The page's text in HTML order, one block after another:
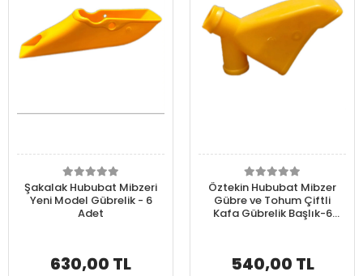
Şakalak Hububat Mibzeri
Yeni Model Gübrelik - 6
Adet
630,00 TL
Öztekin Hububat Mibzer
Gübre ve Tohum Çiftli
Kafa Gübrelik Başlık-6
540,00 TL